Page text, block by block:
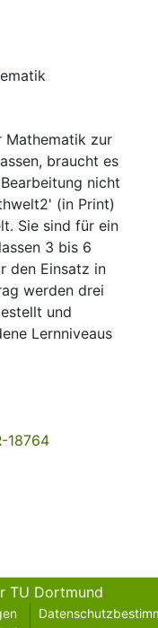
Mathematik zur
braucht es
nicht
(in Print)
Sie sind für ein
3 bis 6
den Einsatz in
werden drei
und
Lernniveaus
18764
TU Dortmund